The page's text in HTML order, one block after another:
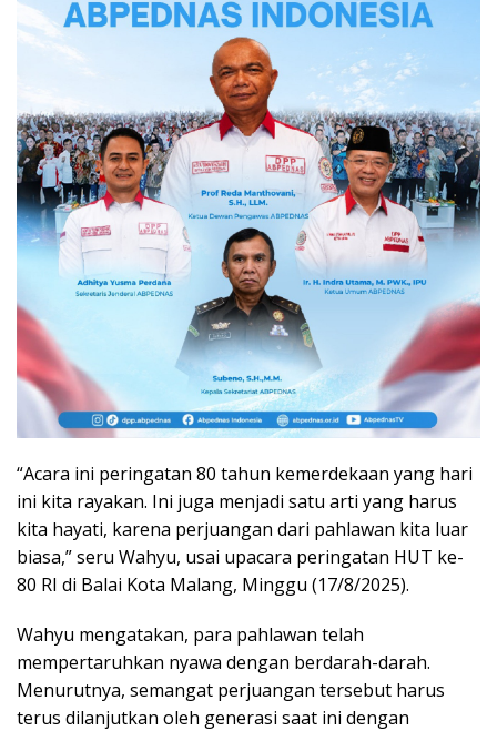
“Acara ini peringatan 80 tahun kemerdekaan yang hari
ini kita rayakan. Ini juga menjadi satu arti yang harus
kita hayati, karena perjuangan dari pahlawan kita luar
biasa,” seru Wahyu, usai upacara peringatan HUT ke-
80 RI di Balai Kota Malang, Minggu (17/8/2025).
Wahyu mengatakan, para pahlawan telah
mempertaruhkan nyawa dengan berdarah-darah.
Menurutnya, semangat perjuangan tersebut harus
terus dilanjutkan oleh generasi saat ini dengan